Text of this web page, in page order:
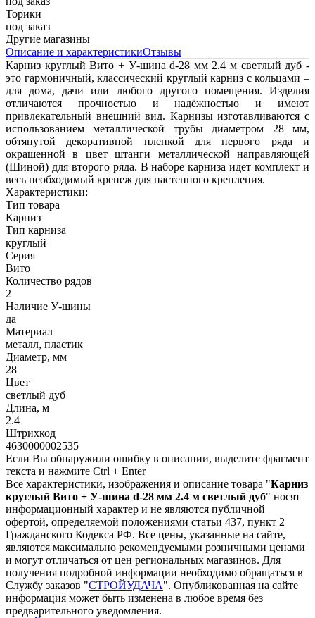
Торики
под заказ
Другие магазины
Описание и характеристикиОтзывы
Карниз круглый Вито + У-шина d-28 мм 2.4 м светлый дуб -
это гармоничный, классический круглый карниз с кольцами –
для дома, дачи или любого другого помещения. Изделия
отличаются прочностью и надёжностью и имеют
привлекательный внешний вид. Карнизы изготавливаются с
использованием металлической трубы диаметром 28 мм,
обтянутой декоративной пленкой для первого ряда и
окрашенной в цвет штанги металлической направляющей
(Шиной) для второго ряда. В наборе карниза идет комплект и
весь необходимый крепеж для настенного крепления.
Характеристики:
Тип товара
Карниз
Тип карниза
круглый
Серия
Вито
Количество рядов
2
Наличие У-шины
да
Материал
металл, пластик
Диаметр, мм
28
Цвет
светлый дуб
Длина, м
2.4
Штрихкод
4630000002535
Если Вы обнаружили ошибку в описании, выделите фрагмент
текста и нажмите Ctrl + Enter
Все характеристики, изображения и описание товара "Карниз
круглый Вито + У-шина d-28 мм 2.4 м светлый дуб" носят
информационный характер и не являются публичной
офертой, определяемой положениями статьи 437, пункт 2
Гражданского Кодекса РФ. Все цены, указанные на сайте,
являются максимально рекомендуемыми розничными ценами
и могут отличаться от цен региональных магазинов. Для
получения подробной информации необходимо обращаться в
Службу заказов "СТРОЙУДАЧА". Опубликованная на сайте
информация может быть изменена в любое время без
предварительного уведомления.